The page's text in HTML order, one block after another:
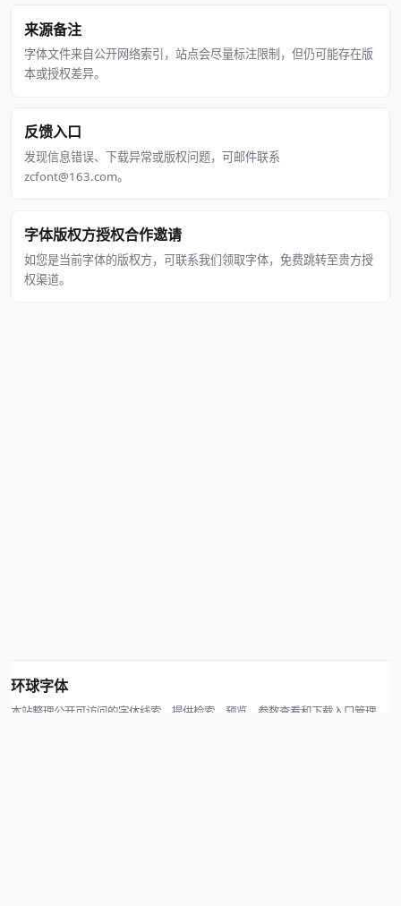
来源备注
字体文件来自公开网络索引，站点会尽量标注限制，但仍可能存在版
本或授权差异。
反馈入口
发现信息错误、下载异常或版权问题，可邮件联系
zcfont@163.com。
字体版权方授权合作邀请
如您是当前字体的版权方，可联系我们领取字体，免费跳转至贵方授
权渠道。
环球字体
本站整理公开可访问的字体线索，提供检索、预览、参数查看和下载入口管理。